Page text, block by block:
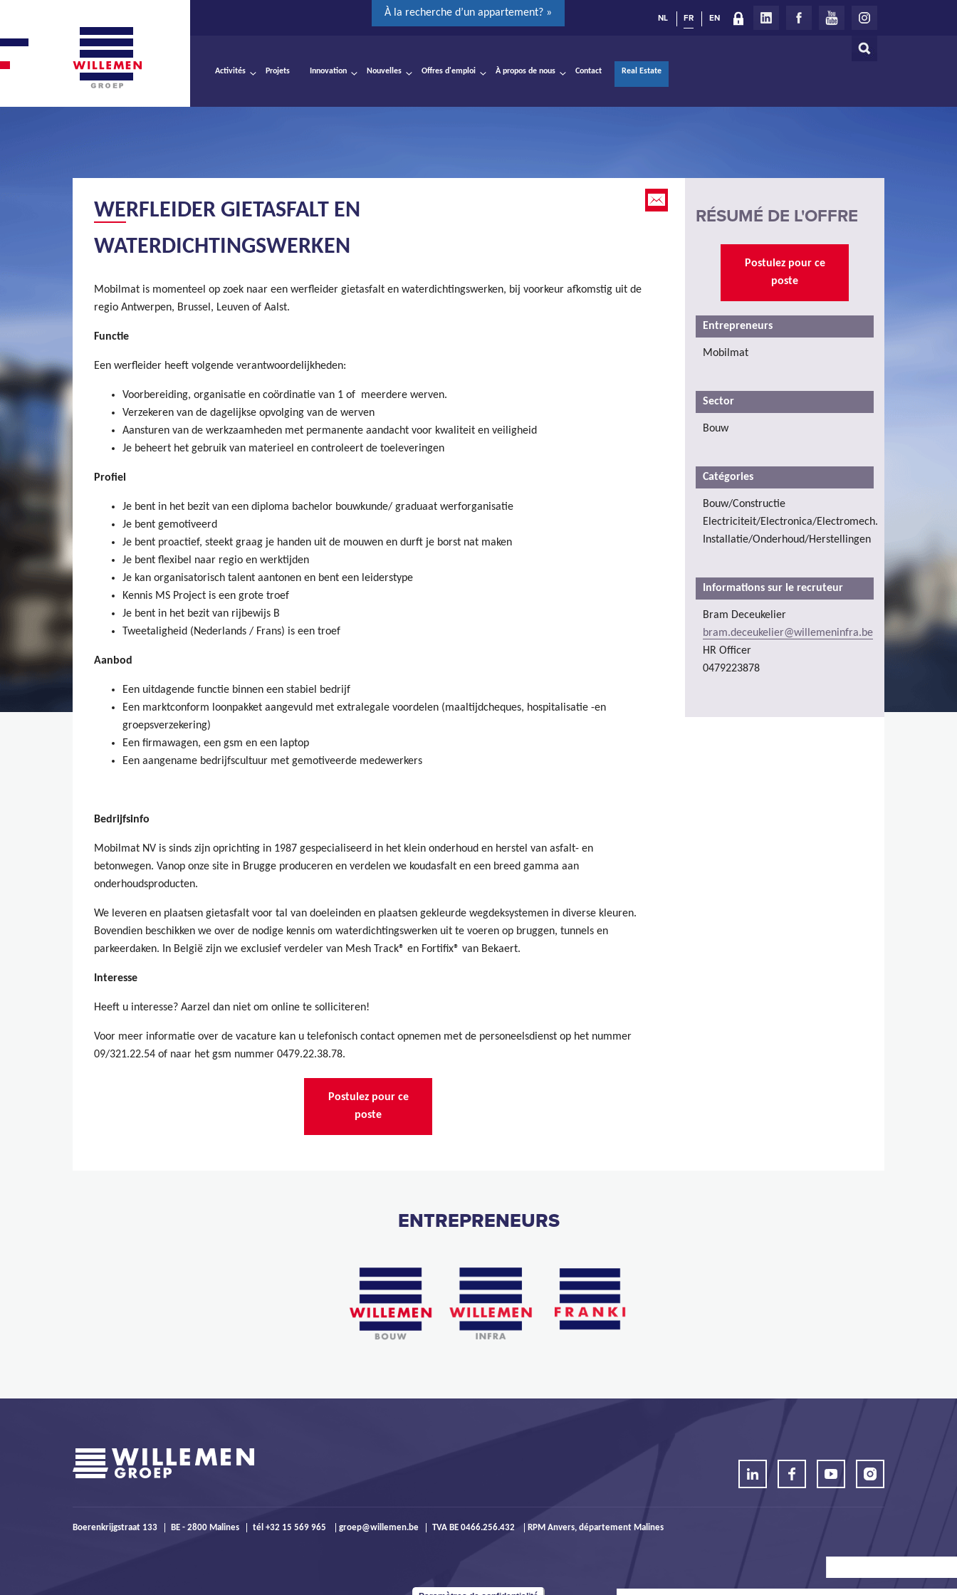
À la recherche d’un appartement? »
Rechercher
NL FR EN
Activités Projets Innovation Nouvelles Offres d'emploi À propos de nous Contact Real Estate
WERFLEIDER GIETASFALT EN
WATERDICHTINGSWERKEN
Mobilmat is momenteel op zoek naar een werfleider gietasfalt en waterdichtingswerken, bij voorkeur afkomstig uit de
regio Antwerpen, Brussel, Leuven of Aalst.
Functie
Een werfleider heeft volgende verantwoordelijkheden:
Voorbereiding, organisatie en coördinatie van 1 of meerdere werven.
Verzekeren van de dagelijkse opvolging van de werven
Aansturen van de werkzaamheden met permanente aandacht voor kwaliteit en veiligheid
Je beheert het gebruik van materieel en controleert de toeleveringen
Profiel
Je bent in het bezit van een diploma bachelor bouwkunde/ graduaat werforganisatie
Je bent gemotiveerd
Je bent proactief, steekt graag je handen uit de mouwen en durft je borst nat maken
Je bent flexibel naar regio en werktijden
Je kan organisatorisch talent aantonen en bent een leiderstype
Kennis MS Project is een grote troef
Je bent in het bezit van rijbewijs B
Tweetaligheid (Nederlands / Frans) is een troef
Aanbod
Een uitdagende functie binnen een stabiel bedrijf
Een marktconform loonpakket aangevuld met extralegale voordelen (maaltijdcheques, hospitalisatie -en
groepsverzekering)
Een firmawagen, een gsm en een laptop
Een aangename bedrijfscultuur met gemotiveerde medewerkers
Bedrijfsinfo
Mobilmat NV is sinds zijn oprichting in 1987 gespecialiseerd in het klein onderhoud en herstel van asfalt- en
betonwegen. Vanop onze site in Brugge produceren en verdelen we koudasfalt en een breed gamma aan
onderhoudsproducten.
We leveren en plaatsen gietasfalt voor tal van doeleinden en plaatsen gekleurde wegdeksystemen in diverse kleuren.
Bovendien beschikken we over de nodige kennis om waterdichtingswerken uit te voeren op bruggen, tunnels en
parkeerdaken. In België zijn we exclusief verdeler van Mesh Track® en Fortifix® van Bekaert.
Interesse
Heeft u interesse? Aarzel dan niet om online te solliciteren!
Voor meer informatie over de vacature kan u telefonisch contact opnemen met de personeelsdienst op het nummer
09/321.22.54 of naar het gsm nummer 0479.22.38.78.
Postulez pour ce
poste
RÉSUMÉ DE L'OFFRE
Postulez pour ce
poste
Entrepreneurs
Mobilmat
Sector
Bouw
Catégories
Bouw/Constructie
Electriciteit/Electronica/Electromech.
Installatie/Onderhoud/Herstellingen
Informations sur le recruteur
Bram Deceukelier
bram.deceukelier@willemeninfra.be
HR Officer
0479223878
ENTREPRENEURS
Boerenkrijgstraat 133 BE - 2800 Malines tél +32 15 569 965 groep@willemen.be TVA BE 0466.256.432 RPM Anvers, département Malines